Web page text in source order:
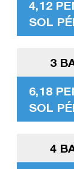
4,12
SOL
3
6,18
SOL
4